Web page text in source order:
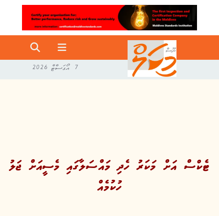
7 އޯގަސްޓް 2026
ޓެކްސް އަށް މަކަރު ހެދި މައްސަލާގައި މެސީއަށް ޖަލު
ހުކުމެއް